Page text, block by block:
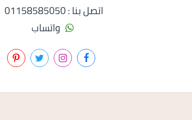
اتصل بنا : 01158585050
واتساب